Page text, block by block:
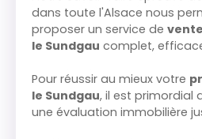
dans toute l'Alsace nous
proposer un service de
le Sundgau complet,
Pour réussir au mieux votre
le Sundgau, il est primordial
une évaluation immobilière